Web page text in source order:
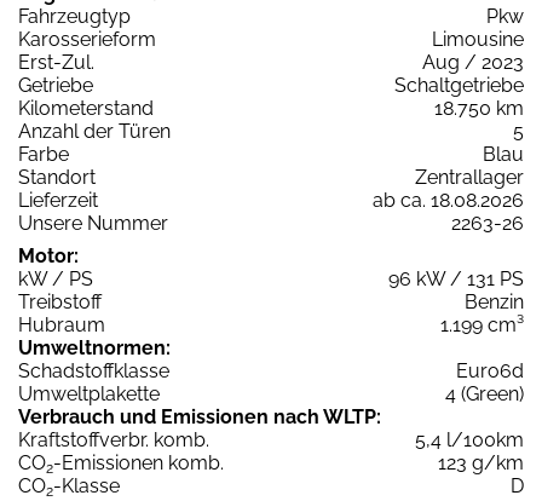
Fahrzeugtyp
Pkw
Karosserieform
Limousine
Erst-Zul.
Aug / 2023
Getriebe
Schaltgetriebe
Kilometerstand
18.750 km
Anzahl der Türen
5
Farbe
Blau
Standort
Zentrallager
Lieferzeit
ab ca. 18.08.2026
Unsere Nummer
2263-26
Motor:
kW / PS
96 kW / 131 PS
Treibstoff
Benzin
Hubraum
1.199 cm³
Umweltnormen:
Schadstoffklasse
Euro6d
Umweltplakette
4 (Green)
Verbrauch und Emissionen nach WLTP:
Kraftstoffverbr. komb.
5,4 l/100km
CO2-Emissionen komb.
123 g/km
CO2-Klasse
D